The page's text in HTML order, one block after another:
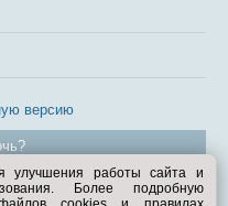
версию
улучшения работы сайта и
Более подробную